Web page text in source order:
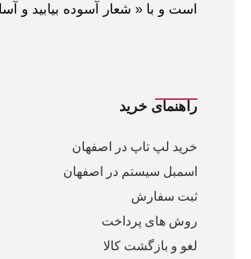
است و با « شعار آسوده بیابید و
راهنمای خرید
خرید لپ تاپ در اصفهان
اسمبل سیستم در اصفهان
ثبت سفارش
روش های پرداخت
لغو و بازگشت کالا